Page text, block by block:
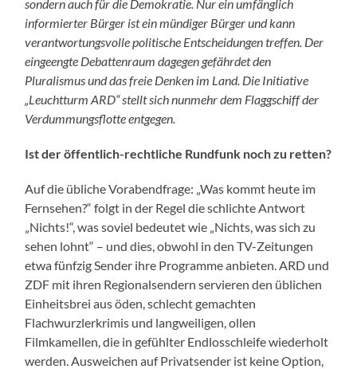
sondern auch für die Demokratie. Nur ein umfänglich
informierter Bürger ist ein mündiger Bürger und kann
verantwortungsvolle politische Entscheidungen treffen. Der
eingeengte Debattenraum dagegen gefährdet den
Pluralismus und das freie Denken im Land. Die Initiative
„Leuchtturm ARD“ stellt sich nunmehr dem Flaggschiff der
Verdummungsflotte entgegen.
Ist der öffentlich-rechtliche Rundfunk noch zu retten?
Auf die übliche Vorabendfrage: „Was kommt heute im
Fernsehen?“ folgt in der Regel die schlichte Antwort
„Nichts!“, was soviel bedeutet wie „Nichts, was sich zu
sehen lohnt“ – und dies, obwohl in den TV-Zeitungen
etwa fünfzig Sender ihre Programme anbieten. ARD und
ZDF mit ihren Regionalsendern servieren den üblichen
Einheitsbrei aus öden, schlecht gemachten
Flachwurzlerkrimis und langweiligen, ollen
Filmkamellen, die in gefühlter Endlosschleife wiederholt
werden. Ausweichen auf Privatsender ist keine Option,